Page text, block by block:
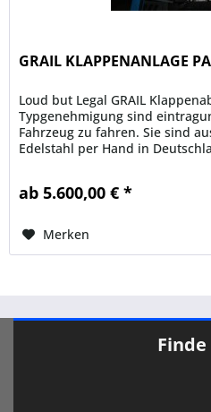
GRAIL KLAPPENANLAGE
Loud but Legal GRAIL
Typgenehmigung sind
Fahrzeug zu fahren. Sie sind
Edelstahl per Hand in
ab 5.600,00 € *
Merken